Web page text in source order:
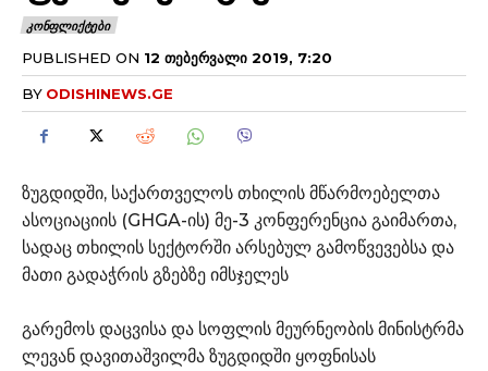
ᲙᲝᲜᲤᲚᲘᲥᲢᲔᲑᲘ
PUBLISHED ON 12 ᲗᲔᲑᲔᲠᲕᲐᲚᲘ 2019, 7:20
BY ODISHINEWS.GE
ზუგდიდში, საქართველოს თხილის მწარმოებელთა
ასოციაციის (GHGA-ის) მე-3 კონფერენცია გაიმართა,
სადაც თხილის სექტორში არსებულ გამოწვევებსა და
მათი გადაჭრის გზებზე იმსჯელეს
გარემოს დაცვისა და სოფლის მეურნეობის მინისტრმა
ლევან დავითაშვილმა ზუგდიდში ყოფნისას